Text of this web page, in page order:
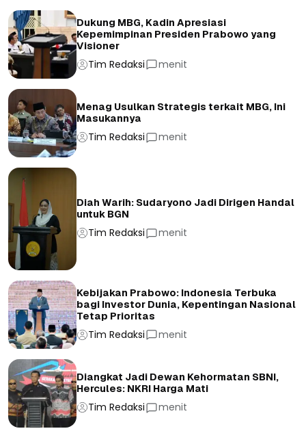
Dukung MBG, Kadin Apresiasi
Kepemimpinan Presiden Prabowo yang
Visioner
Tim Redaksi menit
Menag Usulkan Strategis terkait MBG, Ini
Masukannya
Tim Redaksi menit
Diah Warih: Sudaryono Jadi Dirigen Handal
untuk BGN
Tim Redaksi menit
Kebijakan Prabowo: Indonesia Terbuka
bagi Investor Dunia, Kepentingan Nasional
Tetap Prioritas
Tim Redaksi menit
Diangkat Jadi Dewan Kehormatan SBNI,
Hercules: NKRI Harga Mati
Tim Redaksi menit